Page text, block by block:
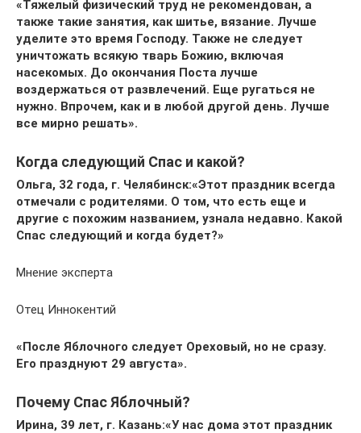
«Тяжелый физический труд не рекомендован, а
также такие занятия, как шитье, вязание. Лучше
уделите это время Господу. Также не следует
уничтожать всякую тварь Божию, включая
насекомых. До окончания Поста лучше
воздержаться от развлечений. Еще ругаться не
нужно. Впрочем, как и в любой другой день. Лучше
все мирно решать».
Когда следующий Спас и какой?
Ольга, 32 года, г. Челябинск:«Этот праздник всегда
отмечали с родителями. О том, что есть еще и
другие с похожим названием, узнала недавно. Какой
Спас следующий и когда будет?»
Мнение эксперта
Отец Иннокентий
«После Яблочного следует Ореховый, но не сразу.
Его празднуют 29 августа».
Почему Спас Яблочный?
Ирина, 39 лет, г. Казань:«У нас дома этот праздник